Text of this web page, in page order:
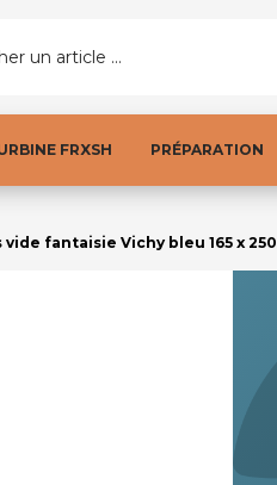
un article ...
FRXSH PRÉPARATION
vide fantaisie Vichy bleu 165 x 250